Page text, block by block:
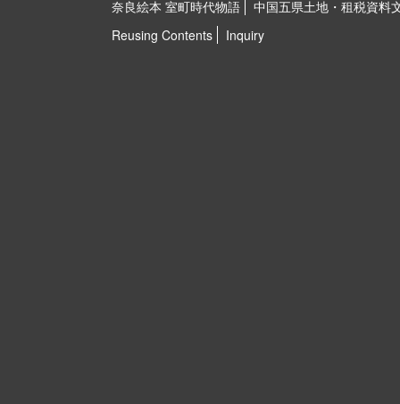
奈良絵本 室町時代物語
中国五県土地・租税資料
Reusing Contents
Inquiry